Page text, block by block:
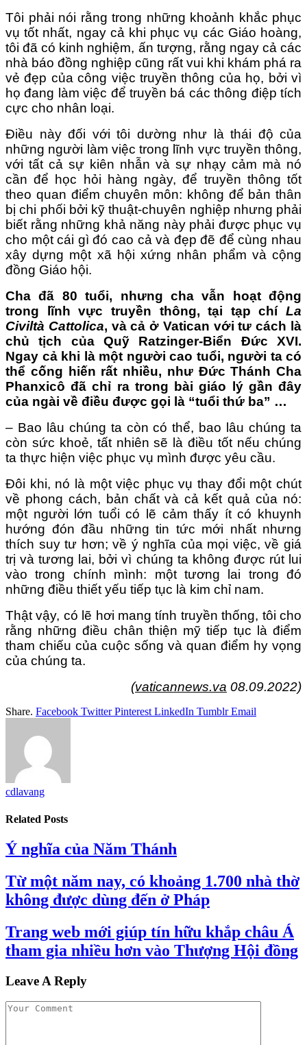
Tôi phải nói rằng trong những khoảnh khắc phục
vụ tốt nhất, ngay cả khi phục vụ các Giáo hoàng,
tôi đã có kinh nghiệm, ấn tượng, rằng ngay cả các
nhà báo đồng nghiệp cũng rất vui khi khám phá ra
vẻ đẹp của công việc truyền thông của họ, bởi vì
họ đang làm việc để truyền bá các thông điệp tích
cực cho nhân loại.
Điều này đối với tôi dường như là thái độ của
những người làm việc trong lĩnh vực truyền thông,
với tất cả sự kiên nhẫn và sự nhạy cảm mà nó
cần để học hỏi hàng ngày, để truyền thông tốt
theo quan điểm chuyên môn: không để bản thân
bị chi phối bởi kỹ thuật-chuyên nghiệp nhưng phải
biết rằng những khả năng này phải được phục vụ
cho một cái gì đó cao cả và đẹp đẽ để cùng nhau
xây dựng một xã hội xứng nhân phẩm và cộng
đồng Giáo hội.
Cha đã 80 tuổi, nhưng cha vẫn hoạt động
trong lĩnh vực truyền thông, tại tạp chí La
Civiltà Cattolica, và cả ở Vatican với tư cách là
chủ tịch của Quỹ Ratzinger-Biển Đức XVI.
Ngay cả khi là một người cao tuổi, người ta có
thể cống hiến rất nhiều, như Đức Thánh Cha
Phanxicô đã chỉ ra trong bài giáo lý gần đây
của ngài về điều được gọi là “tuổi thứ ba” …
– Bao lâu chúng ta còn có thể, bao lâu chúng ta
còn sức khoẻ, tất nhiên sẽ là điều tốt nếu chúng
ta thực hiện việc phục vụ mình được yêu cầu.
Đôi khi, nó là một việc phục vụ thay đổi một chút
về phong cách, bản chất và cả kết quả của nó:
một người lớn tuổi có lẽ cảm thấy ít có khuynh
hướng đón đầu những tin tức mới nhất nhưng
thích suy tư hơn; về ý nghĩa của mọi việc, về giá
trị và tương lai, bởi vì chúng ta không được rút lui
vào trong chính mình: một tương lai trong đó
những điều thiết yếu tiếp tục là kim chỉ nam.
Thật vậy, có lẽ hơi mang tính truyền thống, tôi cho
rằng những điều chân thiện mỹ tiếp tục là điểm
tham chiếu của cuộc sống và quan điểm hy vọng
của chúng ta.
(vaticannews.va 08.09.2022)
Share. Facebook Twitter Pinterest LinkedIn Tumblr Email
cdlavang
Related Posts
Ý nghĩa của Năm Thánh
Từ một năm nay, có khoảng 1.700 nhà thờ
không được dùng đến ở Pháp
Trang web mới giúp tín hữu khắp châu Á
tham gia nhiều hơn vào Thượng Hội đồng
Leave A Reply